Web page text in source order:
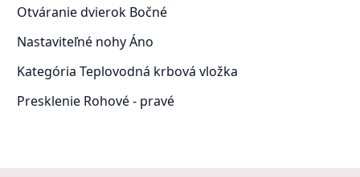
Otváranie dvierok Bočné
Nastaviteľné nohyÁno
Kategória Teplovodná krbová vložka
Presklenie Rohové - pravé